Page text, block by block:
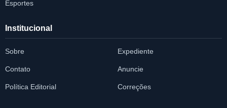
Esportes
Institucional
Sobre Expediente
Contato Anuncie
Política Editorial Correções